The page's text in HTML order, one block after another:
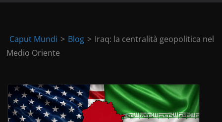
Caput Mundi > Blog > Iraq: la centralità geopolitica nel
Medio Oriente